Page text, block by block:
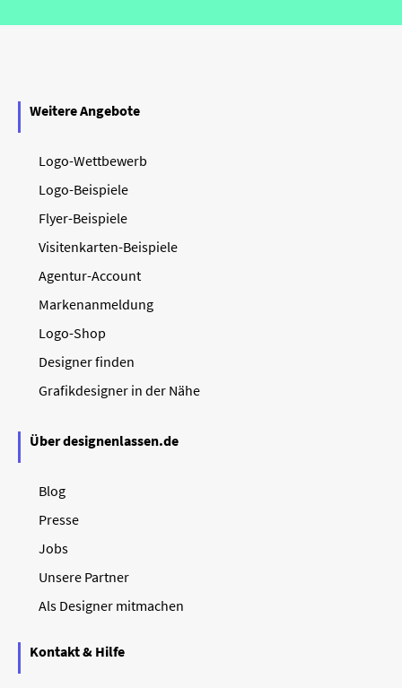
Weitere Angebote
Logo-Wettbewerb
Logo-Beispiele
Flyer-Beispiele
Visitenkarten-Beispiele
Agentur-Account
Markenanmeldung
Logo-Shop
Designer finden
Grafikdesigner in der Nähe
Über designenlassen.de
Blog
Presse
Jobs
Unsere Partner
Als Designer mitmachen
Kontakt & Hilfe